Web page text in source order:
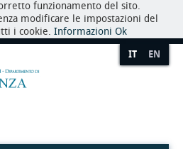
funzionamento del sito.
modificare le impostazioni del
i cookie. Informazioni Ok
IT EN